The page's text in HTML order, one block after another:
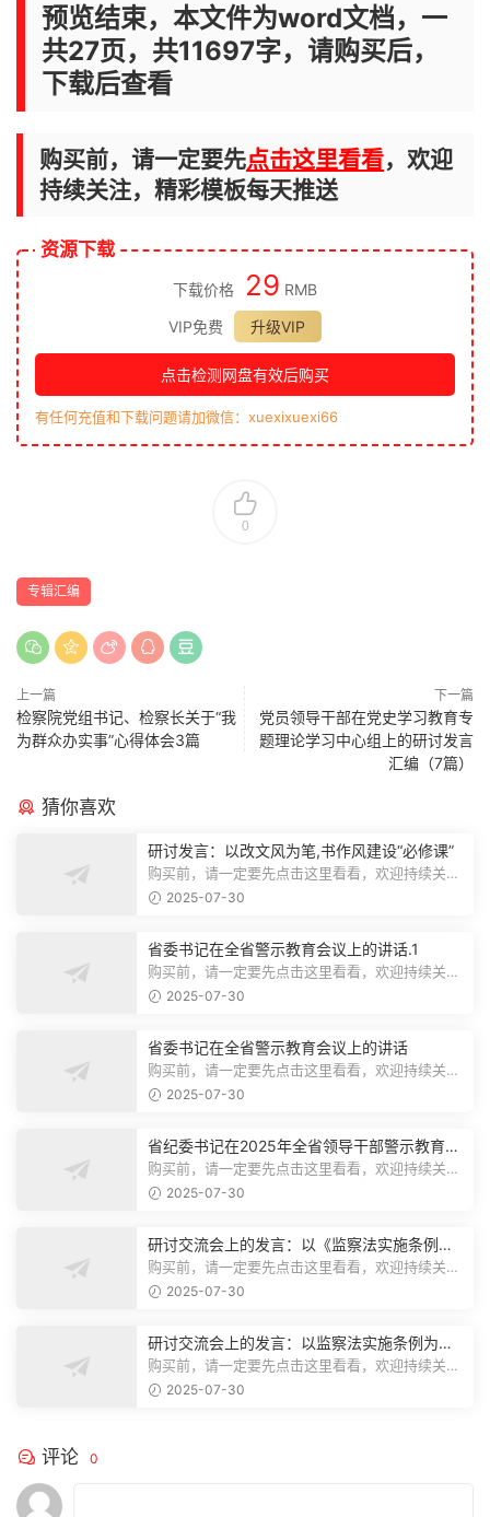
预览结束，本文件为word文档，一
共27页，共11697字，请购买后，
下载后查看
购买前，请一定要先点击这里看看，欢迎
持续关注，精彩模板每天推送
资源下载
下载价格 29 RMB
VIP免费
升级VIP
点击检测网盘有效后购买
有任何充值和下载问题请加微信：xuexixuexi66
0
专辑汇编
上一篇
检察院党组书记、检察长关于“我
为群众办实事”心得体会3篇
下一篇
党员领导干部在党史学习教育专
题理论学习中心组上的研讨发言
汇编（7篇）
猜你喜欢
研讨发言：以改文风为笔,书作风建设“必修课”
购买前，请一定要先点击这里看看，欢迎持续关
注，精彩模板每天推送预览结束，本文...
2025-07-30
省委书记在全省警示教育会议上的讲话.1
购买前，请一定要先点击这里看看，欢迎持续关
注，精彩模板每天推送预览结束，本文...
2025-07-30
省委书记在全省警示教育会议上的讲话
购买前，请一定要先点击这里看看，欢迎持续关
注，精彩模板每天推送预览结束，本文...
2025-07-30
省纪委书记在2025年全省领导干部警示教育会
上的讲话.1
购买前，请一定要先点击这里看看，欢迎持续关
注，精彩模板每天推送预览结束，本文...
2025-07-30
研讨交流会上的发言：以《监察法实施条例》
为纲,推动巡察工作高质量发展
购买前，请一定要先点击这里看看，欢迎持续关
注，精彩模板每天推送预览结束，本文...
2025-07-30
研讨交流会上的发言：以监察法实施条例为纲
推动巡察工作高质量发展
购买前，请一定要先点击这里看看，欢迎持续关
注，精彩模板每天推送预览结束，本文...
2025-07-30
评论 0